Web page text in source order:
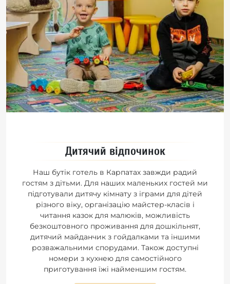
Дитячий відпочинок
Наш бутік готель в Карпатах завжди радий
гостям з дітьми. Для наших маленьких гостей ми
підготували дитячу кімнату з іграми для дітей
різного віку, організацію майстер-класів і
читання казок для малюків, можливість
безкоштовного проживання для дошкільнят,
дитячий майданчик з гойдалками та іншими
розважальними спорудами. Також доступні
номери з кухнею для самостійного
приготування їжі найменшим гостям.